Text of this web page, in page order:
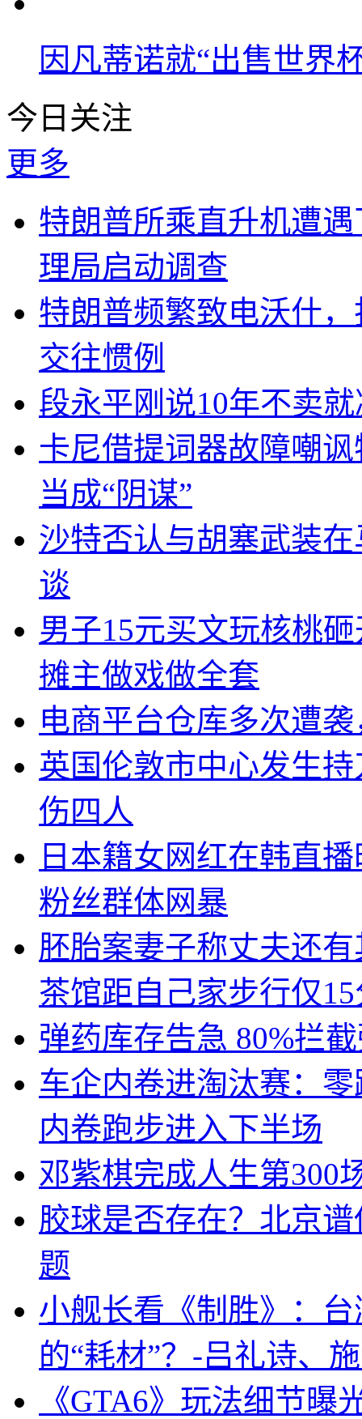
因凡蒂诺就“出售世界
今日关注
更多
特朗普所乘直升机遭
理局启动调查
特朗普频繁致电沃什
交往惯例
段永平刚说10年不卖
卡尼借提词器故障嘲
当成“阴谋”
沙特否认与胡塞武装
谈
男子15元买文玩核桃
摊主做戏做全套
电商平台仓库多次遭
英国伦敦市中心发生
伤四人
日本籍女网红在韩直
粉丝群体网暴
胚胎案妻子称丈夫还
茶馆距自己家步行仅
弹药库存告急 80%拦
车企内卷进淘汰赛：
内卷跑步进入下半场
邓紫棋完成人生第300
胶球是否存在？北京
题
小舰长看《制胜》：
的“耗材”？-吕礼诗、
《GTA6》玩法细节